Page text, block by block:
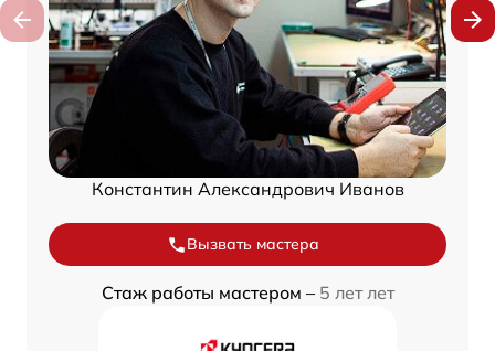
Константин Александрович Иванов
Вызвать мастера
Стаж работы мастером – 5 лет лет